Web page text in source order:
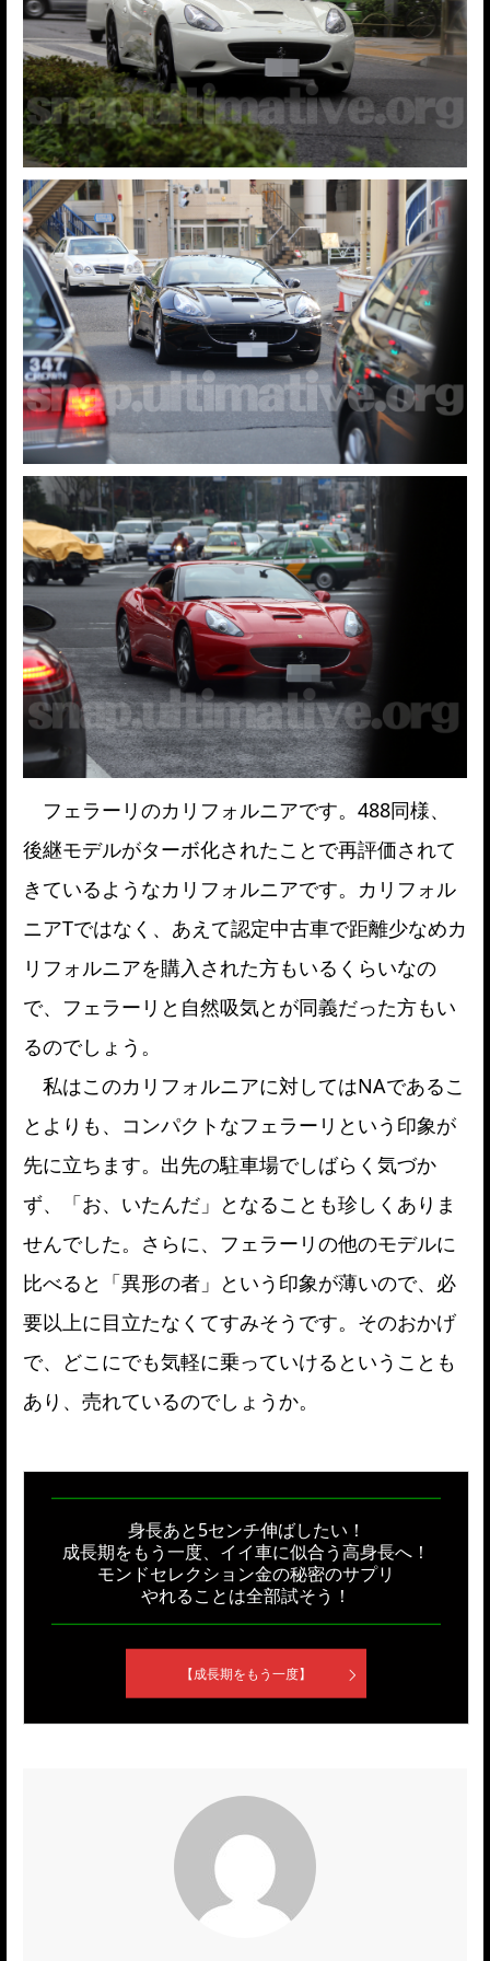
フェラーリのカリフォルニアです。488同様、
後継モデルがターボ化されたことで再評価されて
きているようなカリフォルニアです。カリフォル
ニアTではなく、あえて認定中古車で距離少なめカ
リフォルニアを購入された方もいるくらいなの
で、フェラーリと自然吸気とが同義だった方もい
るのでしょう。
私はこのカリフォルニアに対してはNAであるこ
とよりも、コンパクトなフェラーリという印象が
先に立ちます。出先の駐車場でしばらく気づか
ず、「お、いたんだ」となることも珍しくありま
せんでした。さらに、フェラーリの他のモデルに
比べると「異形の者」という印象が薄いので、必
要以上に目立たなくてすみそうです。そのおかげ
で、どこにでも気軽に乗っていけるということも
あり、売れているのでしょうか。
身長あと5センチ伸ばしたい！
成長期をもう一度、イイ車に似合う高身長へ！
モンドセレクション金の秘密のサプリ
やれることは全部試そう！
【成長期をもう一度】